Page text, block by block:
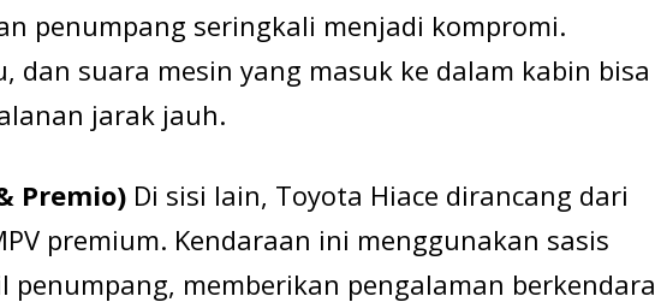
penumpang seringkali menjadi kompromi.
dan suara mesin yang masuk ke dalam kabin bisa
jarak jauh.
Premio) Di sisi lain, Toyota Hiace dirancang dari
premium. Kendaraan ini menggunakan sasis
memberikan pengalaman berkendara